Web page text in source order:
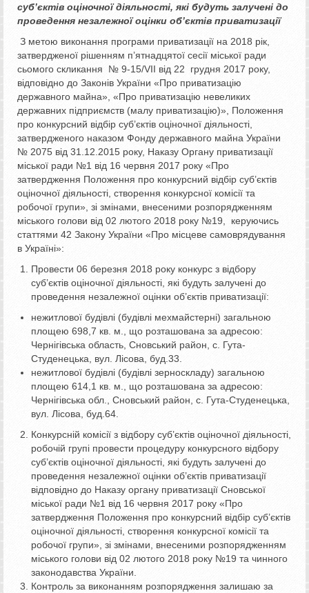
суб’єктів оціночної діяльності, які будуть залучені до
проведення незалежної оцінки об’єктів приватизації
З метою виконання програми приватизації на 2018 рік,
затвердженої рішенням п’ятнадцятої сесії міської ради
сьомого скликання № 9-15/VII від 22 грудня 2017 року,
відповідно до Законів України «Про приватизацію
державного майна», «Про приватизацію невеликих
державних підприємств (малу приватизацію)», Положення
про конкурсний відбір суб’єктів оціночної діяльності,
затвердженого наказом Фонду державного майна України
№ 2075 від 31.12.2015 року, Наказу Органу приватизації
міської ради №1 від 16 червня 2017 року «Про
затвердження Положення про конкурсний відбір суб’єктів
оціночної діяльності, створення конкурсної комісії та
робочої групи», зі змінами, внесеними розпорядженням
міського голови від 02 лютого 2018 року №19, керуючись
статтями 42 Закону України «Про місцеве самоврядування
в Україні»:
Провести 06 березня 2018 року конкурс з відбору
суб’єктів оціночної діяльності, які будуть залучені до
проведення незалежної оцінки об’єктів приватизації:
нежитлової будівлі (будівлі мехмайстерні) загальною
площею 698,7 кв. м., що розташована за адресою:
Чернігівська область, Сновський район, с. Гута-
Студенецька, вул. Лісова, буд.33.
нежитлової будівлі (будівлі зерноскладу) загальною
площею 614,1 кв. м., що розташована за адресою:
Чернігівська обл., Сновський район, с. Гута-Студенецька,
вул. Лісова, буд.64.
Конкурсній комісії з відбору суб’єктів оціночної діяльності,
робочій групі провести процедуру конкурсного відбору
суб’єктів оціночної діяльності, які будуть залучені до
проведення незалежної оцінки об’єктів приватизації
відповідно до Наказу органу приватизації Сновської
міської ради №1 від 16 червня 2017 року «Про
затвердження Положення про конкурсний відбір суб’єктів
оціночної діяльності, створення конкурсної комісії та
робочої групи», зі змінами, внесеними розпорядженням
міського голови від 02 лютого 2018 року №19 та чинного
законодавства України.
Контроль за виконанням розпорядження залишаю за